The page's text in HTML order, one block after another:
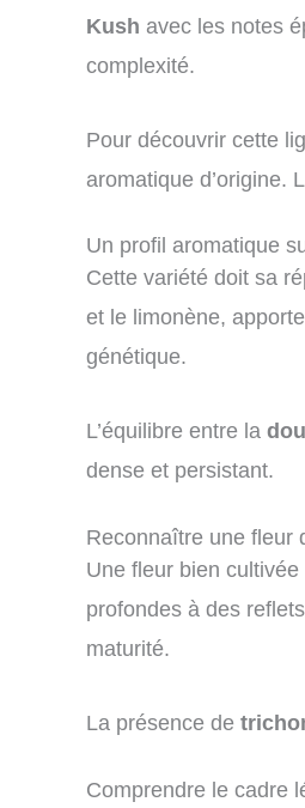
Kush avec les notes
complexité.
Pour découvrir cette
aromatique d’origine.
Un profil aromatique
Cette variété doit sa
et le limonène,
génétique.
L’équilibre entre la
dense et persistant.
Reconnaître une fleur
Une fleur bien
profondes à des
maturité.
La présence de
Comprendre le cadre